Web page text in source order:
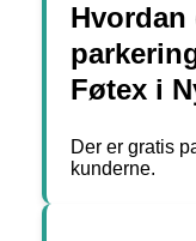
Hvordan
Føtex i
Der er gratis
kunderne.